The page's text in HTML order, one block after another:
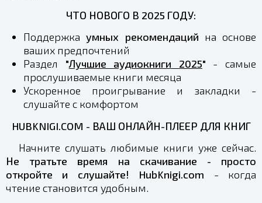
ЧТО НОВОГО В 2025 ГОДУ:
Поддержкаумных рекомендаций на основе
ваших предпочтений
Раздел "Лучшие аудиокниги 2025" - самые
прослушиваемые книги месяца
Ускоренное проигрывание и закладки -
слушайте с комфортом
HUBKNIGI.COM - ВАШ ОНЛАЙН-ПЛЕЕР ДЛЯ КНИГ
Начните слушать любимые книги уже сейчас.
Не тратьте время на скачивание - просто
откройте и слушайте!
HubKnigi.com - когда
чтение становится удобным.